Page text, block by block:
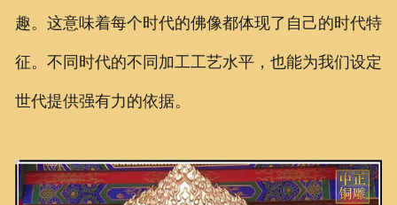
趣。这意味着每个时代的佛像都体现了自己的时代特
征。不同时代的不同加工工艺水平，也能为我们设定
世代提供强有力的依据。